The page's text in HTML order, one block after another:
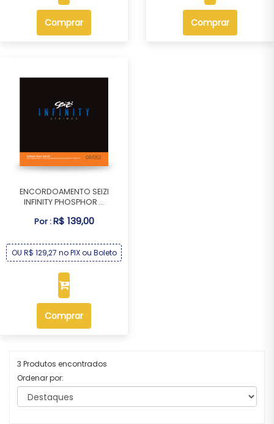
Comprar Comprar
ENCORDOAMENTO SEIZI
INFINITY PHOSPHOR ...
Por :R$ 139,00
OU R$ 129,27 no PIX ou Boleto
Comprar
3 Produtos encontrados
Ordenar por: